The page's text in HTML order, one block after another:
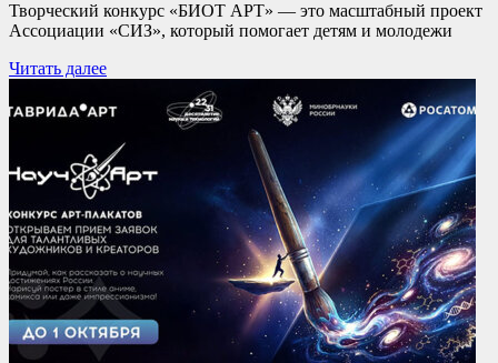
Творческий конкурс «БИОТ АРТ» — это масштабный проект
Ассоциации «СИЗ», который помогает детям и молодежи
Читать далее